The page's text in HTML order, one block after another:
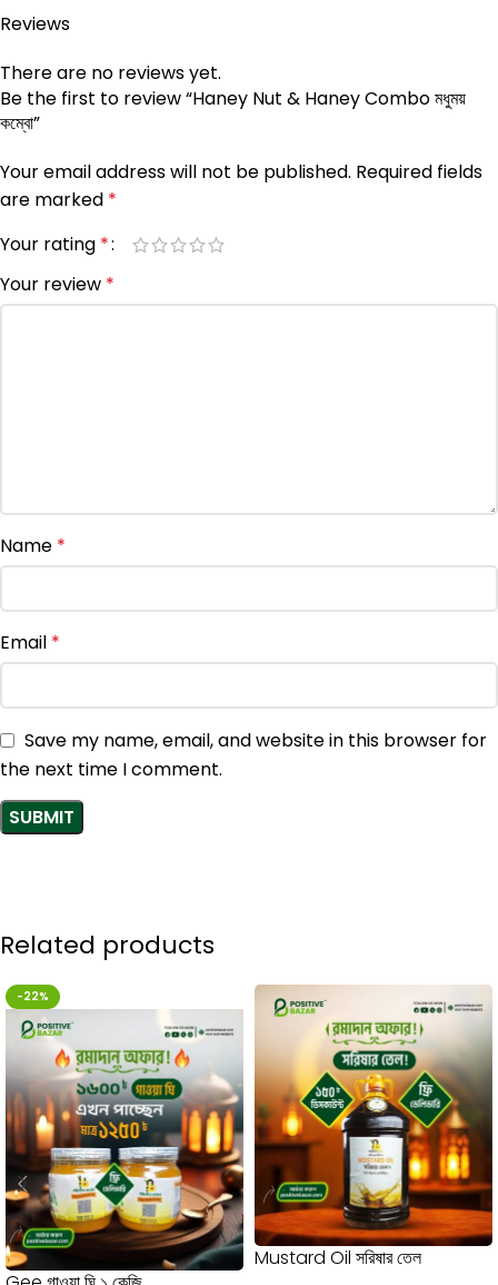
Reviews
There are no reviews yet.
Be the first to review “Haney Nut & Haney Combo মধুময়
কম্বো”
Your email address will not be published. Required fields
are marked *
Your rating *
Your review *
Name *
Email *
Save my name, email, and website in this browser for
the next time I comment.
Related products
-22%
Mustard Oil সরিষার তেল